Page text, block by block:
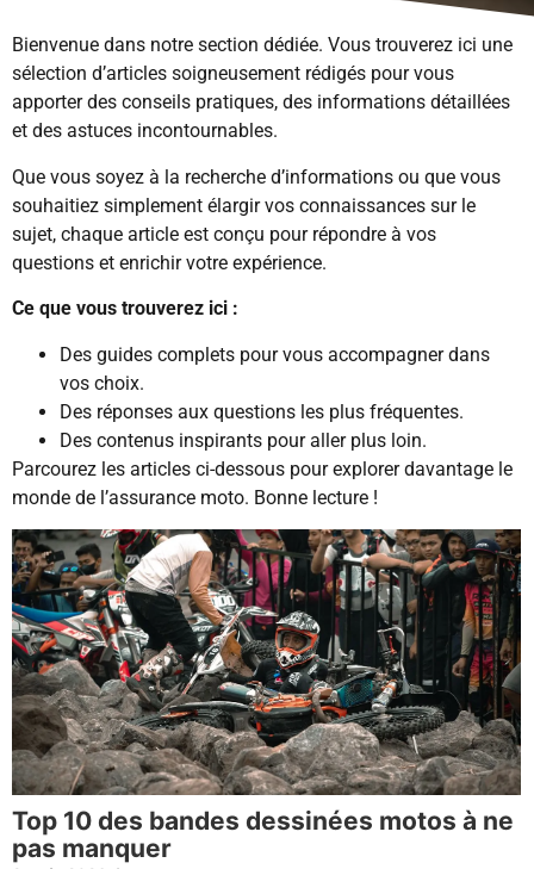
Bienvenue dans notre section dédiée. Vous trouverez ici une
sélection d’articles soigneusement rédigés pour vous
apporter des conseils pratiques, des informations détaillées
et des astuces incontournables.
Que vous soyez à la recherche d’informations ou que vous
souhaitiez simplement élargir vos connaissances sur le
sujet, chaque article est conçu pour répondre à vos
questions et enrichir votre expérience.
Ce que vous trouverez ici :
Des guides complets pour vous accompagner dans
vos choix.
Des réponses aux questions les plus fréquentes.
Des contenus inspirants pour aller plus loin.
Parcourez les articles ci-dessous pour explorer davantage le
monde de l’assurance moto. Bonne lecture !
Top 10 des bandes dessinées motos à ne
pas manquer